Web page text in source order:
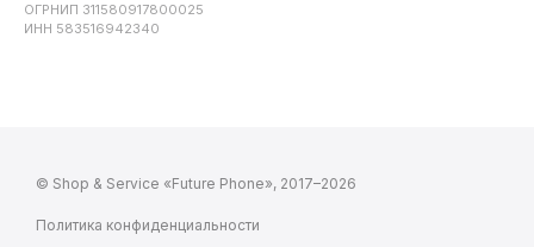
ОГРНИП 311580917800025
ИНН 583516942340
© Shop & Service «Future Phone», 2017–2026
Политика конфиденциальности